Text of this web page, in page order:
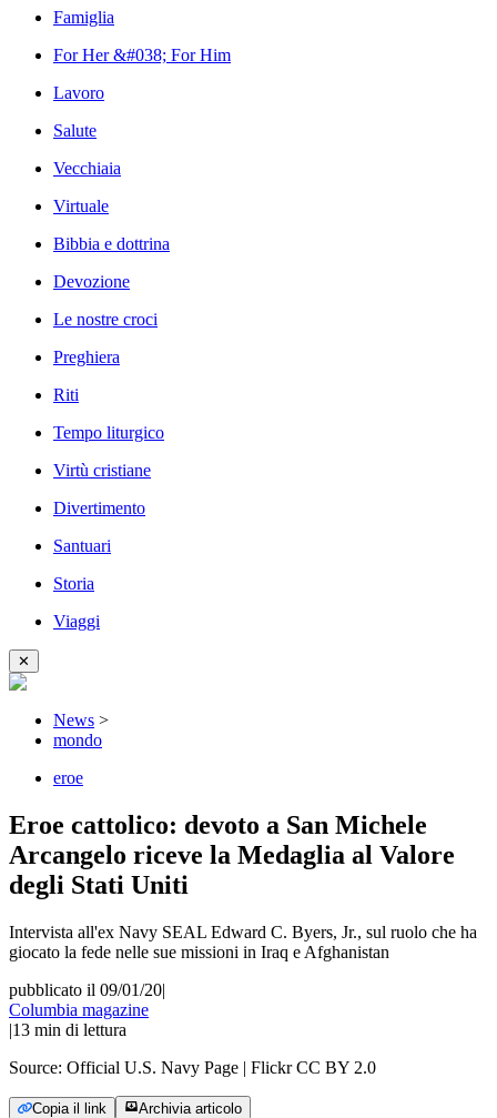
Famiglia
For Her &#038; For Him
Lavoro
Salute
Vecchiaia
Virtuale
Bibbia e dottrina
Devozione
Le nostre croci
Preghiera
Riti
Tempo liturgico
Virtù cristiane
Divertimento
Santuari
Storia
Viaggi
✕
News >
mondo
eroe
Eroe cattolico: devoto a San Michele
Arcangelo riceve la Medaglia al Valore
degli Stati Uniti
Intervista all'ex Navy SEAL Edward C. Byers, Jr., sul ruolo che ha
giocato la fede nelle sue missioni in Iraq e Afghanistan
pubblicato il 09/01/20|
Columbia magazine
|13 min di lettura
Source: Official U.S. Navy Page | Flickr CC BY 2.0
Copia il link Archivia articolo